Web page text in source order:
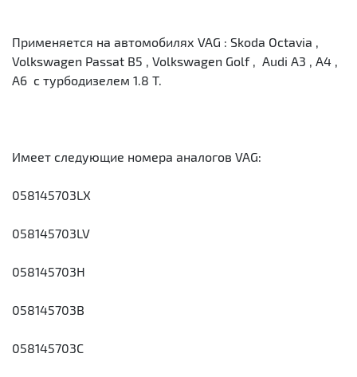
Применяется на автомобилях VAG : Skoda Octavia ,
Volkswagen Passat B5 , Volkswagen Golf , Audi A3 , A4 ,
A6 с турбодизелем 1.8 T.
Имеет следующие номера аналогов VAG:
058145703LX
058145703LV
058145703H
058145703B
058145703C